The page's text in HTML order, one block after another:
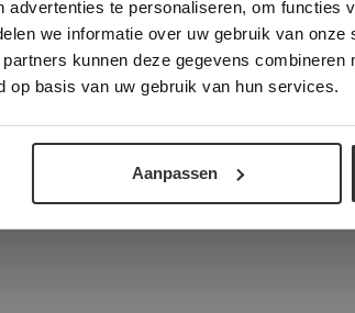
advertenties te personaliseren, om functies
we informatie over uw gebruik van
kunnen deze gegevens combineren
op basis van uw gebruik van hun services.
Aanpassen
verder
ALLES ACCEPTEREN ALLES AFWIJZEN